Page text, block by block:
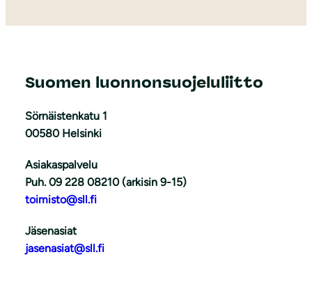
Suomen luonnonsuojeluliitto
Sörnäistenkatu 1
00580 Helsinki
Asiakaspalvelu
Puh. 09 228 08210 (arkisin 9-15)
toimisto@sll.fi
Jäsenasiat
jasenasiat@sll.fi